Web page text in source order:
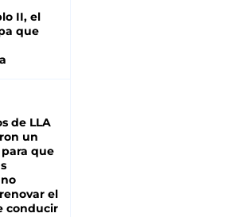
II, el
que
de LLA
un
que
el
conducir